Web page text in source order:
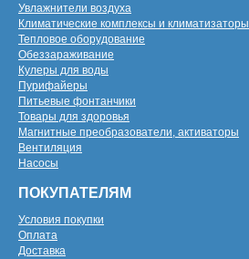
Увлажнители воздуха
Климатические комплексы и климатизаторы
Тепловое оборудование
Обеззараживание
Кулеры для воды
Пурифайеры
Питьевые фонтанчики
Товары для здоровья
Магнитные преобразователи, активаторы
Вентиляция
Насосы
ПОКУПАТЕЛЯМ
Условия покупки
Оплата
Доставка